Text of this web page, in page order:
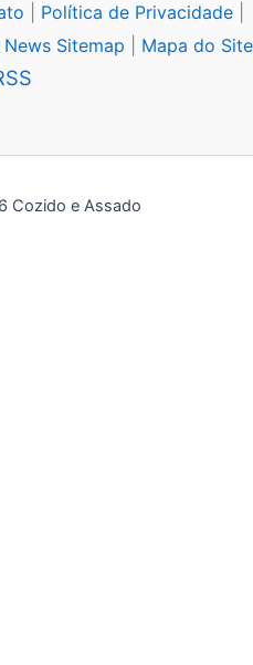
Política de Privacidade
Sitemap Mapa do Site
Cozido e Assado